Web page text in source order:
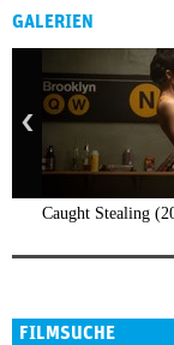
GALERIEN
Caught Stealing
FILMSUCHE